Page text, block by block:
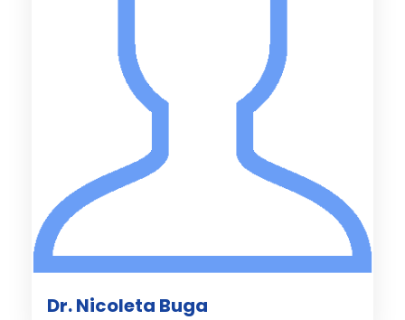
Dr. Nicoleta Buga